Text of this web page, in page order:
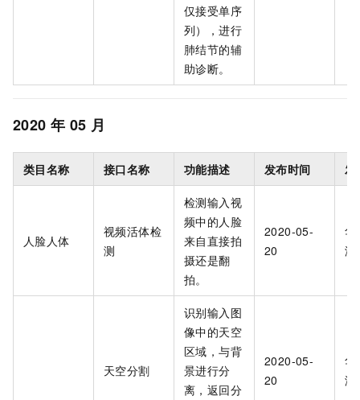
仅接受单序
列），进行
肺结节的辅
助诊断。
2020 年 05 月
类目名称 接口名称 功能描述 发布时间 发
人脸人体
视频活体检
测
检测输入视
频中的人脸
来自直接拍
摄还是翻
拍。
2020-05-
20
华
海
天空分割
识别输入图
像中的天空
区域，与背
景进行分
离，返回分
2020-05-
20
华
海